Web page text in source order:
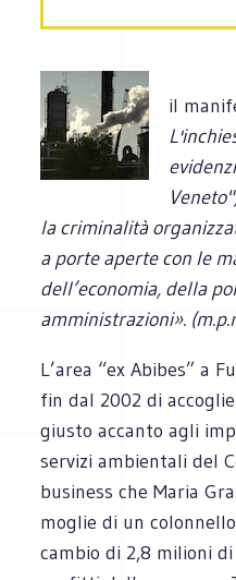
il
la criminalità
a porte aperte con le
dell’economia, della
amministrazioni».
L’area “ex Abibes” a
fin dal 2002 di
giusto accanto agli
servizi ambientali del
business che Maria
moglie di un
cambio di 2,8 milioni